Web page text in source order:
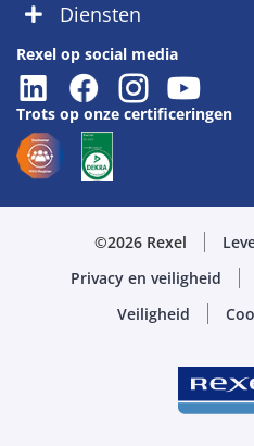
Diensten
Rexel op social media
Trots op onze certificeringen
©2026 Rexel
Privacy en veiligheid
Veiligheid